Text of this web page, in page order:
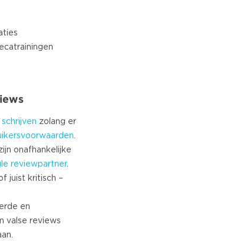
schrijven zolang er
.
onafhankelijke
reviewpartner.
juist kritisch –
en
valse reviews